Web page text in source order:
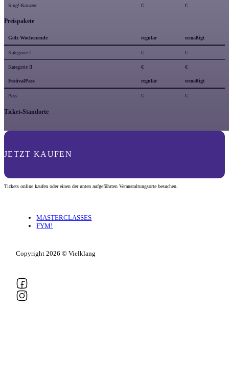
Sing!-Konzert € €
Preispakete
Gölz Wochenende regulär ermäßigt
Kategorie I € €
Kategorie II € €
FestivalPass regulär ermäßigt
Pass € €
Ticket-Standorte
JETZT KAUFEN
Tickets online kaufen oder einen der unten aufgeführten Veranstaltungsorte besuchen.
Copyright 2026 © Vielklang
MASTERCLASSES
FYM!
Follow us on Facebook
Follow us on Instagram